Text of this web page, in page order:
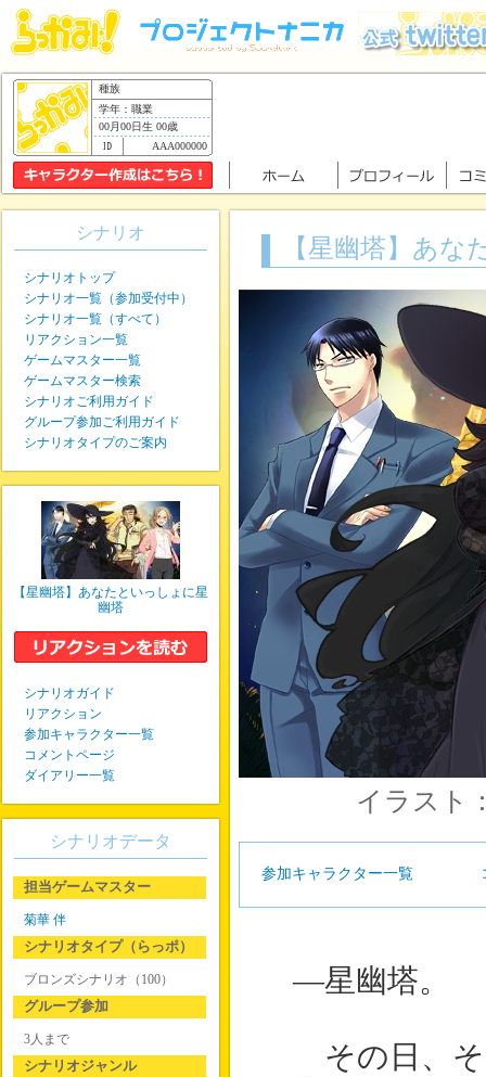
種族
学年：職業
00月00日生 00歳
AAA000000
【星幽塔】あな
イラスト
参加キャラクター一覧
―星幽塔。
その日、そ
シナリオ
シナリオトップ
シナリオ一覧（参加受付中）
シナリオ一覧（すべて）
リアクション一覧
ゲームマスター一覧
ゲームマスター検索
シナリオご利用ガイド
グループ参加ご利用ガイド
シナリオタイプのご案内
【星幽塔】あなたといっしょに星
幽塔
シナリオガイド
リアクション
参加キャラクター一覧
コメントページ
ダイアリー一覧
シナリオデータ
担当ゲームマスター
菊華 伴
シナリオタイプ（らっポ）
ブロンズシナリオ（100）
グループ参加
3人まで
シナリオジャンル